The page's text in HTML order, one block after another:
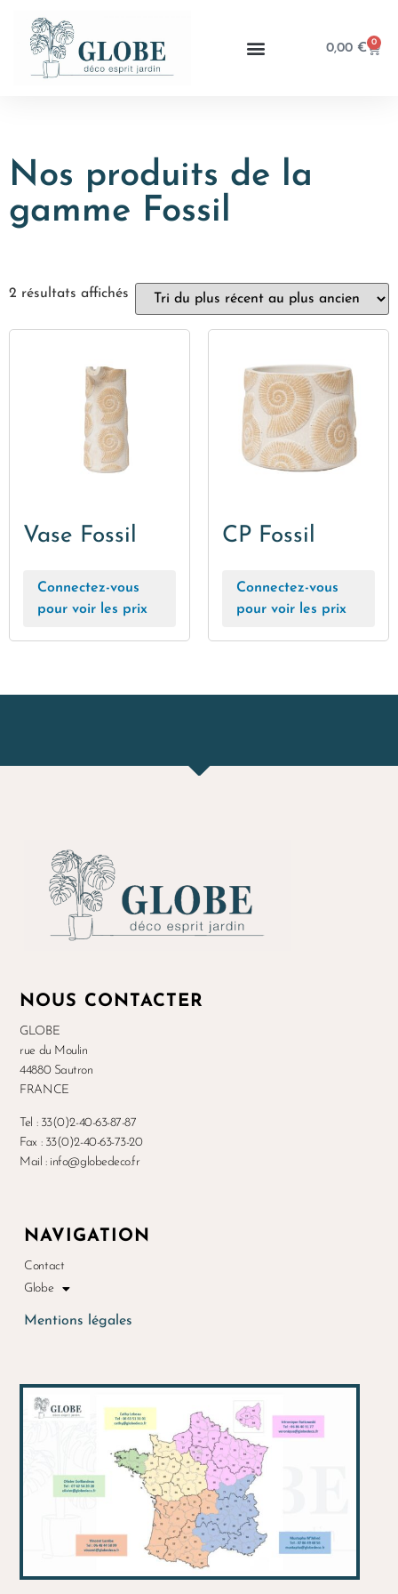
0,00 € 0
Nos produits de la
gamme Fossil
2 résultats affichés
Vase Fossil
Connectez-vous
pour voir les prix
CP Fossil
Connectez-vous
pour voir les prix
NOUS CONTACTER
GLOBE
rue du Moulin
44880 Sautron
FRANCE
Tel : 33(0)2-40-63-87-87
Fax : 33(0)2-40-63-73-20
Mail : info@globedeco.fr
NAVIGATION
Contact
Globe
Mentions légales